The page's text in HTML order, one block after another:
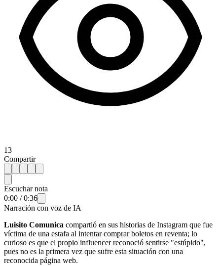
13
Compartir
Escuchar nota
0:00 /0:36
Narración con voz de IA
Luisito Comunica compartió en sus historias de Instagram que fue
víctima de una estafa al intentar comprar boletos en reventa; lo
curioso es que el propio influencer reconoció sentirse "estúpido",
pues no es la primera vez que sufre esta situación con una
reconocida página web.